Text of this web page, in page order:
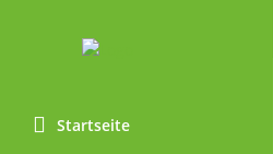
Startseite